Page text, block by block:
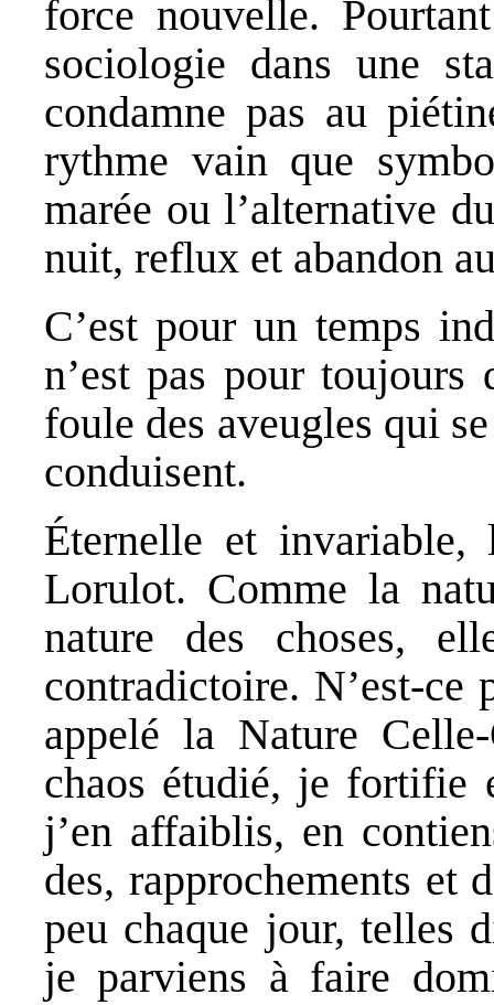
force nouvelle.
sociologie dans une
condamne pas au
rythme vain que
marée ou l’alternative
nuit, reflux et abandon
C’est pour un temps
n’est pas pour
foule des aveugles qui
conduisent.
Éternelle et
Lorulot. Comme la
nature des choses,
contradictoire. N’est-ce
appelé la Nature
chaos étudié, je fortifie
j’en affaiblis, en
des, rapprochements et
peu chaque jour, telles
je parviens à faire